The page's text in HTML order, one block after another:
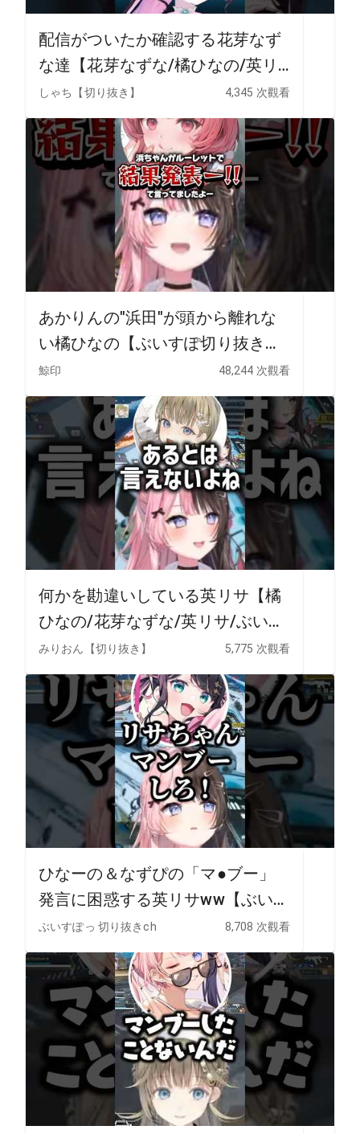
配信がついたか確認する花芽なず
な達【花芽なずな/橘ひなの/英リ
サ】 #ぶいすぽ切り抜き #切り抜
き #ぶいすぽ #vtuber
しゃち【切り抜き】 4,345 次觀看
あかりんの"浜田"が頭から離れな
い橘ひなの【ぶいすぽ切り抜き】
#vtuber
鯨印 48,244 次觀看
何かを勘違いしている英リサ【橘
ひなの/花芽なずな/英リサ/ぶいす
ぽ/切り抜き】
みりおん【切り抜き】 5,775 次觀看
ひなーの＆なずぴの「マ●ブー」
発言に困惑する英リサww【ぶいす
ぽ/切り抜き/橘ひなの/花芽なず
な】
ぶいすぽっ 切り抜きch 8,708 次觀看